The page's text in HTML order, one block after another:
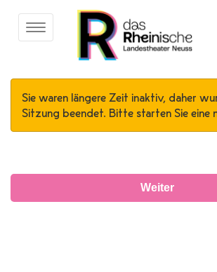
Sie waren längere Zeit inaktiv, daher
Sitzung beendet. Bitte starten Sie eine
Weiter